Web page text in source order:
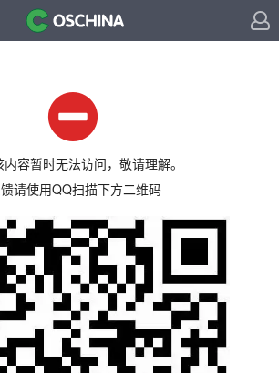
容暂时无法访问，敬请理解。
请使用QQ扫描下方二维码